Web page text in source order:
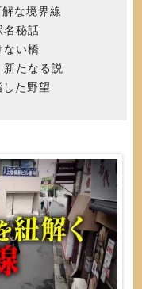
な境界線
秘話
い橋
たなる説
た野望